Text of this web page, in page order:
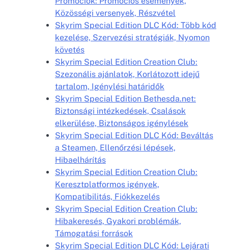
Közösségi versenyek, Részvétel
Skyrim Special Edition DLC Kód: Több kód
kezelése, Szervezési stratégiák, Nyomon
követés
Skyrim Special Edition Creation Club:
Szezonális ajánlatok, Korlátozott idejű
tartalom, Igénylési határidők
Skyrim Special Edition Bethesda.net:
Biztonsági intézkedések, Csalások
elkerülése, Biztonságos igénylések
Skyrim Special Edition DLC Kód: Beváltás
a Steamen, Ellenőrzési lépések,
Hibaelhárítás
Skyrim Special Edition Creation Club:
Keresztplatformos igények,
Kompatibilitás, Fiókkezelés
Skyrim Special Edition Creation Club:
Hibakeresés, Gyakori problémák,
Támogatási források
Skyrim Special Edition DLC Kód: Lejárati